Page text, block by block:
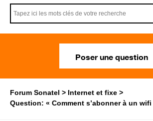
Poser une question
Forum Sonatel
Internet et fixe
Question: « Comment s’abonner à un wifi